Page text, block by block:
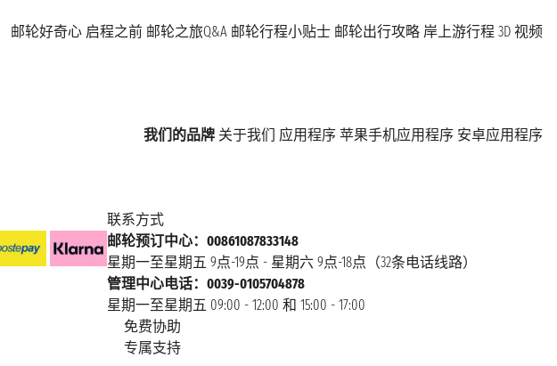
邮轮好奇心 启程之前 邮轮之旅Q&A 邮轮行程小贴士 邮轮出行攻略 岸上游行程 3D 视频
我们的品牌 关于我们 应用程序 苹果手机应用程序 安卓应用程序
联系方式
邮轮预订中心：00861087833148
星期一至星期五 9点-19点 - 星期六 9点-18点（32条电话线路）
管理中心电话：0039-0105704878
星期一至星期五 09:00 - 12:00 和 15:00 - 17:00
免费协助
专属支持